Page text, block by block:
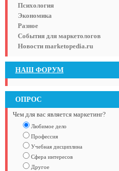
Психология
Экономика
Разное
События для маркетологов
Новости marketopedia.ru
НАШ ФОРУМ
ОПРОС
Чем для вас является маркетинг?
Любимое дело
Профессия
Учебная дисциплина
Сфера интересов
Другое